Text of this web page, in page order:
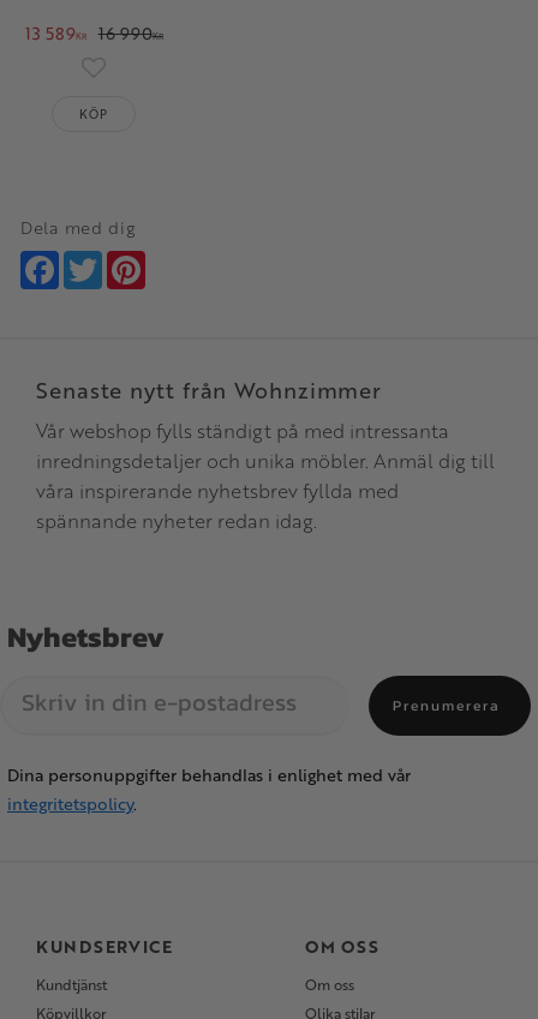
13 589KR 16 990KR
Lägg till i favoriter
KÖP
Dela med dig
Facebook
Twitter
Senaste nytt från Wohnzimmer
Vår webshop fylls ständigt på med intressanta
inredningsdetaljer och unika möbler. Anmäl dig till
våra inspirerande nyhetsbrev fyllda med
spännande nyheter redan idag.
Nyhetsbrev
Prenumerera
Dina personuppgifter behandlas i enlighet med vår
integritetspolicy.
KUNDSERVICE
Kundtjänst
Köpvillkor
OM OSS
Om oss
Olika stilar